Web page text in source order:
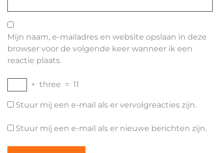
Mijn naam, e-mailadres en website opslaan in deze
browser voor de volgende keer wanneer ik een
reactie plaats.
+ three = 11
Stuur mij een e-mail als er vervolgreacties zijn.
Stuur mij een e-mail als er nieuwe berichten zijn.